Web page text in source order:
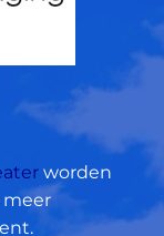
worden